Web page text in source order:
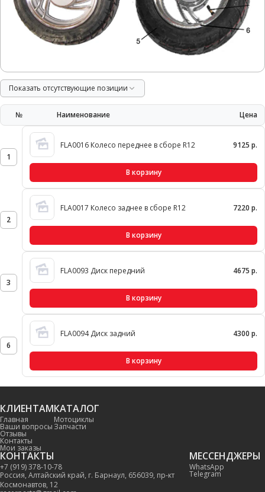
Показать отсутствующие позиции
№ Наименование Цена
1
FLA0016 Колесо переднее в сборе R12 9125 р.
В корзину
2
FLA0017 Колесо заднее в сборе R12 7220 р.
В корзину
3
FLA0093 Диск передний 4675 р.
В корзину
6
FLA0094 Диск задний 4300 р.
В корзину
КЛИЕНТАМ
Главная
Ваши вопросы
Отзывы
Контакты
Мои заказы
КАТАЛОГ
Мотоциклы
Запчасти
КОНТАКТЫ
+7 (919) 378-10-78
Россия, Алтайский край, г. Барнаул, 656039, пр-кт
Космонавтов, 12
МЕССЕНДЖЕРЫ
WhatsApp
Telegram